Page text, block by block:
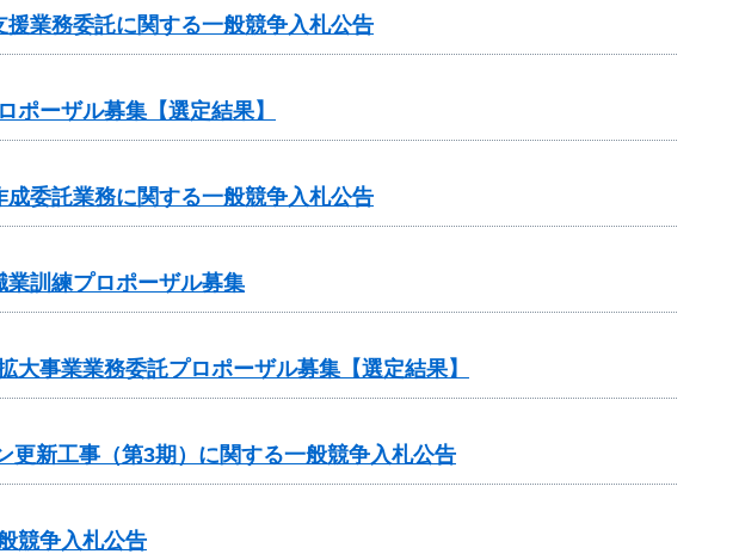
業務委託に関する一般競争入札公告
ポーザル募集【選定結果】
委託業務に関する一般競争入札公告
業訓練プロポーザル募集
事業業務委託プロポーザル募集【選定結果】
更新工事（第3期）に関する一般競争入札公告
競争入札公告